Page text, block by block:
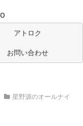
アトロク
お問い合わせ
星野源のオールナイ